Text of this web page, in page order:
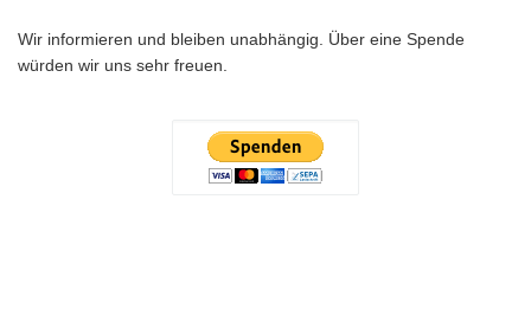
Wir informieren und bleiben unabhängig. Über eine Spende
würden wir uns sehr freuen.